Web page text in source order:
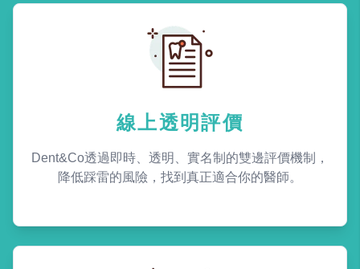
線上透明評價
Dent&Co透過即時、透明、實名制的雙邊評價機制，
降低踩雷的風險，找到真正適合你的醫師。